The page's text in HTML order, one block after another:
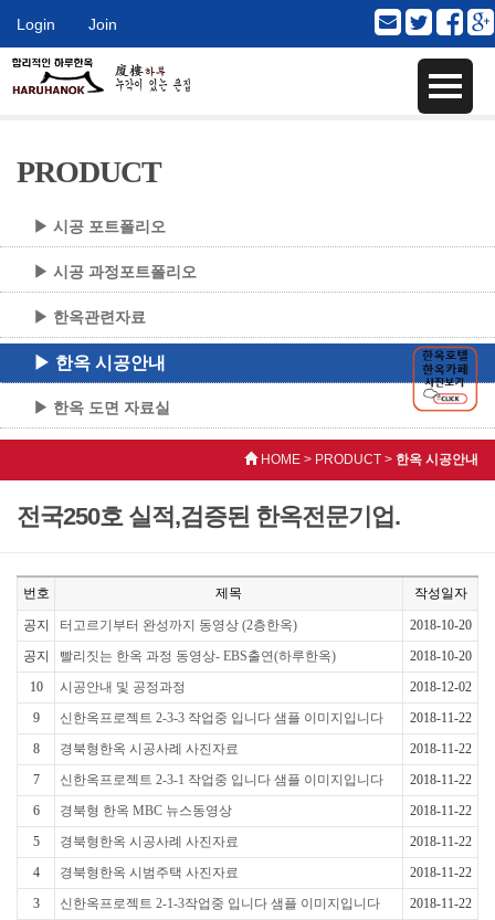
Login Join
PRODUCT
▶ 시공 포트폴리오
▶ 시공 과정포트폴리오
▶ 한옥관련자료
▶ 한옥 시공안내
▶ 한옥 도면 자료실
HOME > PRODUCT > 한옥 시공안내
전국250호 실적,검증된 한옥전문기업.
번호 제목 작성일자
공지 터고르기부터 완성까지 동영상 (2층한옥)
2018-10-20
공지
빨리짓는 한옥 과정 동영상- EBS출연(하루한옥)
2018-10-20
10
시공안내 및 공정과정
2018-12-02
9
신한옥프로젝트 2-3-3 작업중 입니다 샘플 이미지입니다
2018-11-22
8
경북형한옥 시공사례 사진자료
2018-11-22
7
신한옥프로젝트 2-3-1 작업중 입니다 샘플 이미지입니다
2018-11-22
6
경북형 한옥 MBC 뉴스동영상
2018-11-22
5
경북형한옥 시공사례 사진자료
2018-11-22
4
경북형한옥 시범주택 사진자료
2018-11-22
3
신한옥프로젝트 2-1-3작업중 입니다 샘플 이미지입니다 2018-11-22